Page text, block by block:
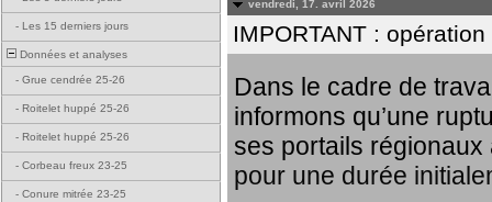
- Les 15 derniers jours
Données et analyses
- Grue cendrée 25-26
- Roitelet huppé 25-26
- Roitelet huppé 25-26
- Corbeau freux 23-25
- Conure mitrée 23-25
vendredi, 17. avril 2026
IMPORTANT :
Dans le cadre de
informons qu’une
ses portails régionaux
pour une durée